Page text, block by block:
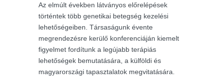
Az elmúlt években látványos előrelépések
történtek több genetikai betegség kezelési
lehetőségeiben. Társaságunk évente
megrendezésre kerülő konferenciáján kiemelt
figyelmet fordítunk a legújabb terápiás
lehetőségek bemutatására, a külföldi és
magyarországi tapasztalatok megvitatására.